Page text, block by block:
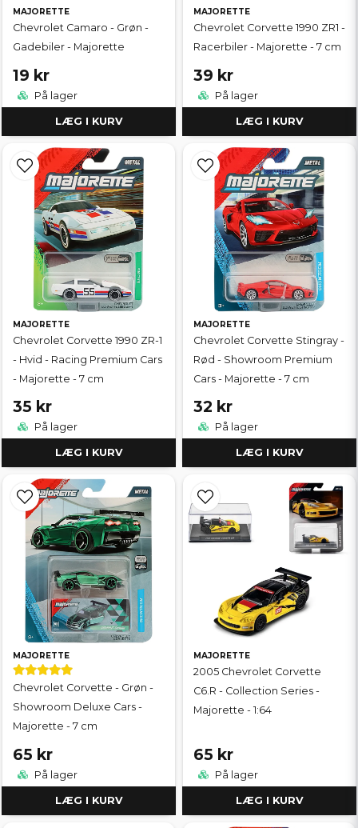
MAJORETTE
Chevrolet Camaro - Grøn -
Gadebiler - Majorette
19 kr
På lager
LÆG I KURV
MAJORETTE
Chevrolet Corvette 1990 ZR1 -
Racerbiler - Majorette - 7 cm
39 kr
På lager
LÆG I KURV
MAJORETTE
Chevrolet Corvette 1990 ZR-1
- Hvid - Racing Premium Cars
- Majorette - 7 cm
35 kr
På lager
LÆG I KURV
MAJORETTE
Chevrolet Corvette Stingray -
Rød - Showroom Premium
Cars - Majorette - 7 cm
32 kr
På lager
LÆG I KURV
MAJORETTE
Chevrolet Corvette - Grøn -
Showroom Deluxe Cars -
Majorette - 7 cm
65 kr
På lager
LÆG I KURV
MAJORETTE
2005 Chevrolet Corvette
C6.R - Collection Series -
Majorette - 1:64
65 kr
På lager
LÆG I KURV